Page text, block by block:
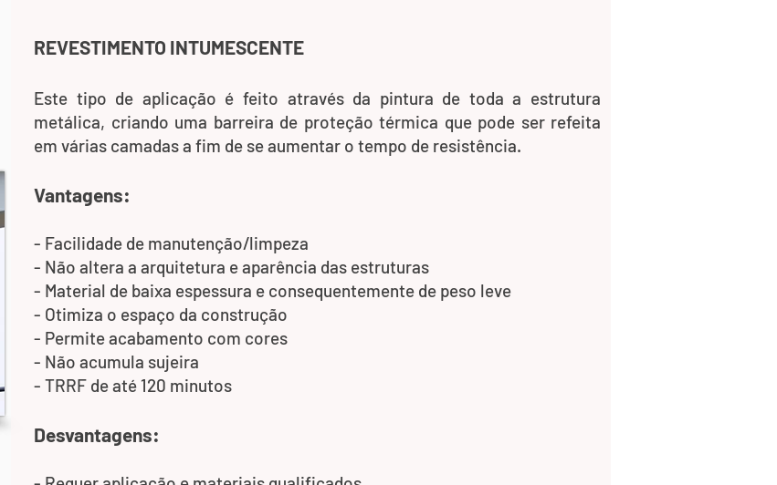
REVESTIMENTO INTUMESCENTE
Este tipo de aplicação é feito através da pintura de toda a estrutura
metálica, criando uma barreira de proteção térmica que pode ser refeita
em várias camadas a fim de se aumentar o tempo de resistência.
Vantagens:
- Facilidade de manutenção/limpeza
- Não altera a arquitetura e aparência das estruturas
- Material de baixa espessura e consequentemente de peso leve
- Otimiza o espaço da construção
- Permite acabamento com cores
- Não acumula sujeira
- TRRF de até 120 minutos
Desvantagens: